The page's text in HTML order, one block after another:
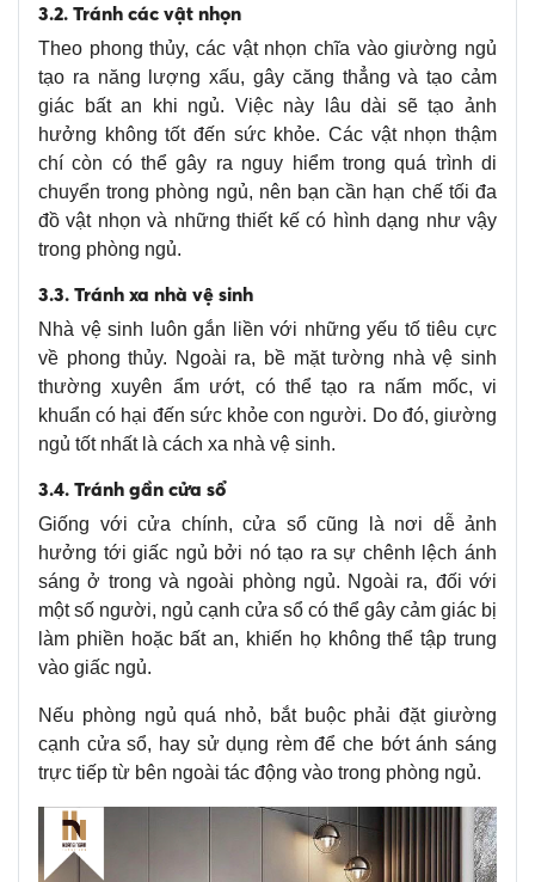
3.2. Tránh các vật nhọn
Theo phong thủy, các vật nhọn chĩa vào giường ngủ
tạo ra năng lượng xấu, gây căng thẳng và tạo cảm
giác bất an khi ngủ. Việc này lâu dài sẽ tạo ảnh
hưởng không tốt đến sức khỏe. Các vật nhọn thậm
chí còn có thể gây ra nguy hiểm trong quá trình di
chuyển trong phòng ngủ, nên bạn cần hạn chế tối đa
đồ vật nhọn và những thiết kế có hình dạng như vậy
trong phòng ngủ.
3.3. Tránh xa nhà vệ sinh
Nhà vệ sinh luôn gắn liền với những yếu tố tiêu cực
về phong thủy. Ngoài ra, bề mặt tường nhà vệ sinh
thường xuyên ẩm ướt, có thể tạo ra nấm mốc, vi
khuẩn có hại đến sức khỏe con người. Do đó, giường
ngủ tốt nhất là cách xa nhà vệ sinh.
3.4. Tránh gần cửa sổ
Giống với cửa chính, cửa sổ cũng là nơi dễ ảnh
hưởng tới giấc ngủ bởi nó tạo ra sự chênh lệch ánh
sáng ở trong và ngoài phòng ngủ. Ngoài ra, đối với
một số người, ngủ cạnh cửa sổ có thể gây cảm giác bị
làm phiền hoặc bất an, khiến họ không thể tập trung
vào giấc ngủ.
Nếu phòng ngủ quá nhỏ, bắt buộc phải đặt giường
cạnh cửa sổ, hay sử dụng rèm để che bớt ánh sáng
trực tiếp từ bên ngoài tác động vào trong phòng ngủ.